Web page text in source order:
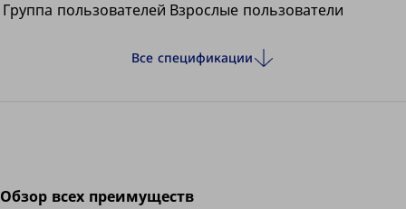
Группа пользователей Взрослые пользователи
Все спецификации
Обзор всех преимуществ